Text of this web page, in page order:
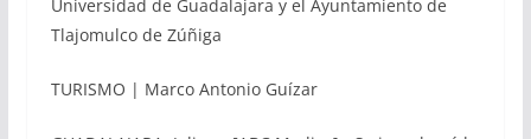
Universidad de Guadalajara y el Ayuntamiento de
Tlajomulco de Zúñiga
TURISMO | Marco Antonio Guízar